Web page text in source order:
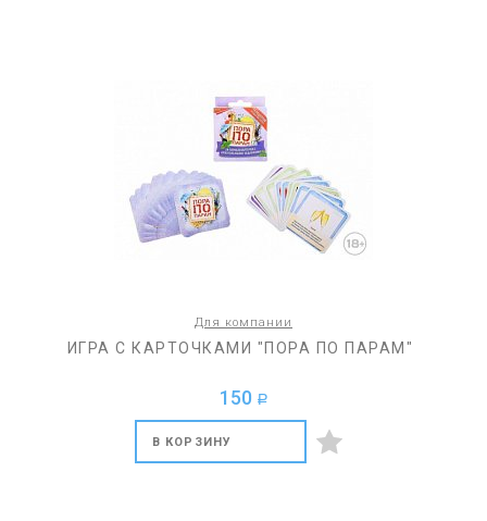
Для компании
ИГРА С КАРТОЧКАМИ "ПОРА ПО ПАРАМ"
150 a
В КОРЗИНУ